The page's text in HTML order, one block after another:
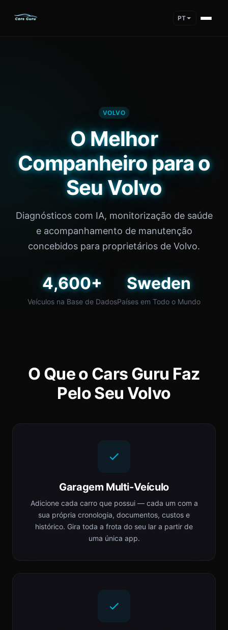
PT
VOLVO
O Melhor
Companheiro para o
Seu Volvo
Diagnósticos com IA, monitorização de saúde
e acompanhamento de manutenção
concebidos para proprietários de Volvo.
4,600+
Veículos na Base de Dados
Sweden
Países em Todo o Mundo
O Que o Cars Guru Faz
Pelo Seu Volvo
Garagem Multi-Veículo
Adicione cada carro que possui — cada um com a
sua própria cronologia, documentos, custos e
histórico. Gira toda a frota do seu lar a partir de
uma única app.